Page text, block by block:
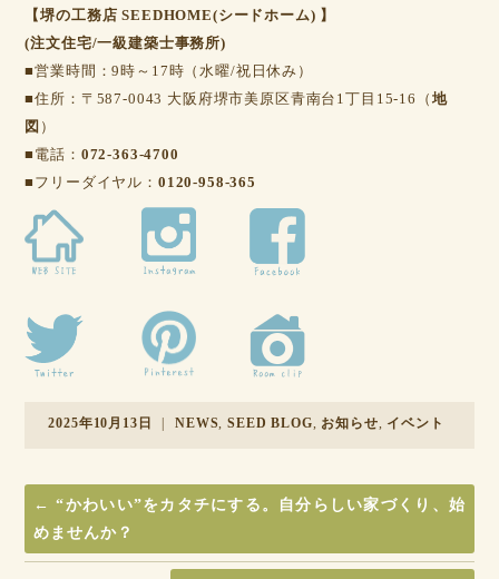
【堺の工務店 SEEDHOME(シードホーム) 】
(注文住宅/一級建築士事務所)
■営業時間：9時～17時（水曜/祝日休み）
■住所：〒587-0043 大阪府堺市美原区青南台1丁目15-16（ 地
図 ）
■電話： 072-363-4700
■フリーダイヤル： 0120-958-365
2025年10月13日 | NEWS ,SEED BLOG お知らせ イベント
← “かわいい”をカタチにする。自分らしい家づくり、始
めませんか？